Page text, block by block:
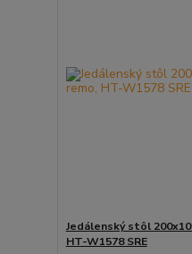
Jedálenský stôl
HT-W1578 SRE